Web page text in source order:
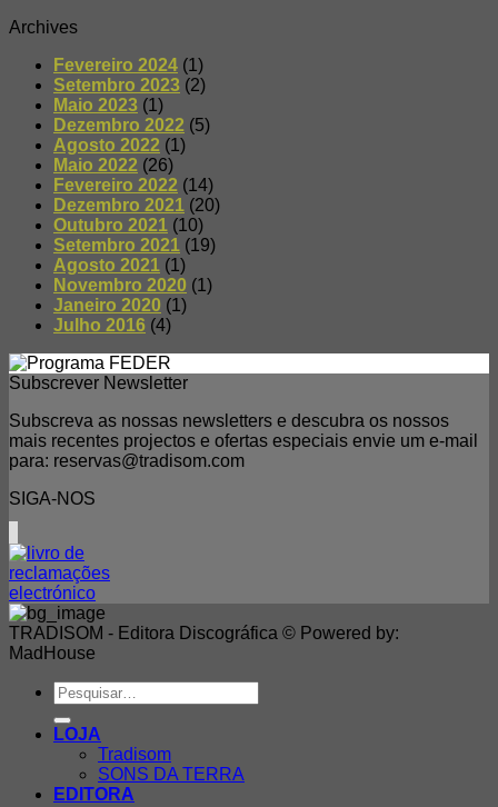
Archives
Fevereiro 2024 (1)
Setembro 2023 (2)
Maio 2023 (1)
Dezembro 2022 (5)
Agosto 2022 (1)
Maio 2022 (26)
Fevereiro 2022 (14)
Dezembro 2021 (20)
Outubro 2021 (10)
Setembro 2021 (19)
Agosto 2021 (1)
Novembro 2020 (1)
Janeiro 2020 (1)
Julho 2016 (4)
Subscrever Newsletter
Subscreva as nossas newsletters e descubra os nossos
mais recentes projectos e ofertas especiais envie um e-mail
para: reservas@tradisom.com
SIGA-NOS
TRADISOM - Editora Discográfica © Powered by:
MadHouse
Pesquisar
por:
LOJA
Tradisom
SONS DA TERRA
EDITORA